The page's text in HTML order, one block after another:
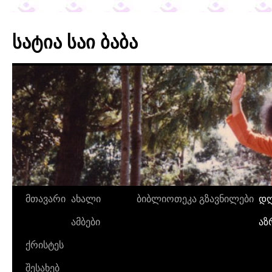
სატია საი ბაბა
მთავარი ახალი
ამბები
ბიბლიოთეკა გზავნილები
ქრისტეს
შესახებ